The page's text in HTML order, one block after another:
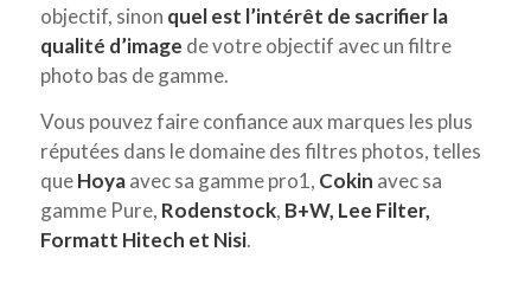
objectif, sinon quel est l’intérêt de sacrifier la
qualité d’image de votre objectif avec un filtre
photo bas de gamme.
Vous pouvez faire confiance aux marques les plus
réputées dans le domaine des filtres photos, telles
queHoyaavec sa gamme pro1, Cokin avec sa
gamme Pure, Rodenstock, B+W, Lee Filter,
Formatt Hitech et Nisi.